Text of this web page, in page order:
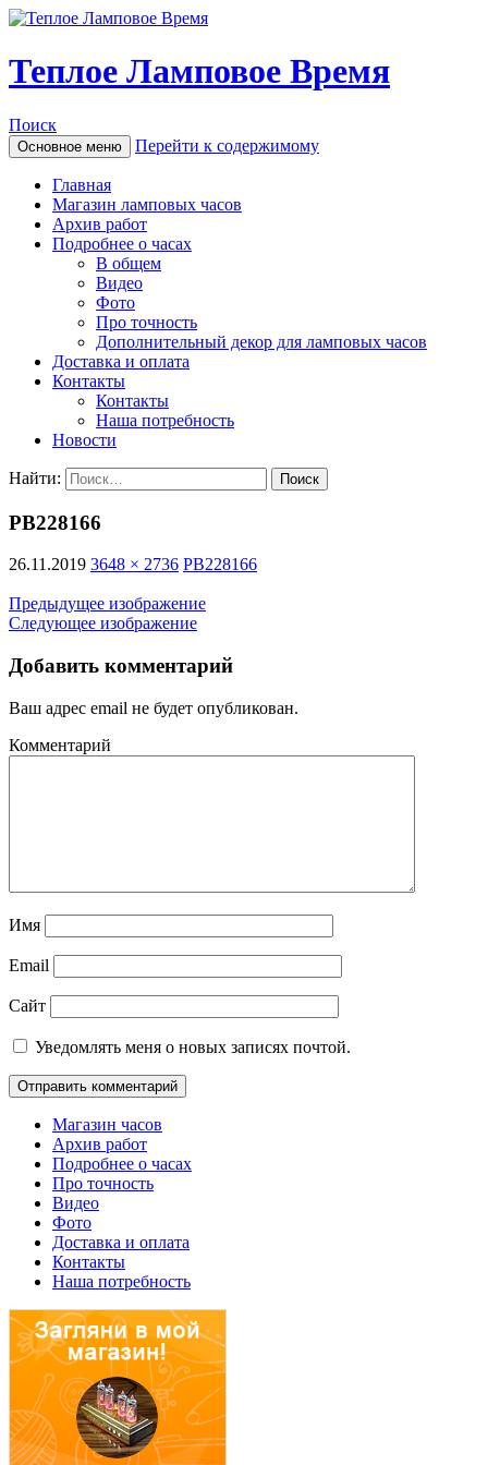
Теплое Ламповое Время
Поиск
Основное меню Перейти к содержимому
Главная
Магазин ламповых часов
Архив работ
Подробнее о часах
В общем
Видео
Фото
Про точность
Дополнительный декор для ламповых часов
Доставка и оплата
Контакты
Контакты
Наша потребность
Новости
Найти:
PB228166
26.11.2019 3648 × 2736 PB228166
Предыдущее изображение
Следующее изображение
Добавить комментарий
Ваш адрес email не будет опубликован.
Комментарий
Имя
Email
Сайт
Уведомлять меня о новых записях почтой.
Магазин часов
Архив работ
Подробнее о часах
Про точность
Видео
Фото
Доставка и оплата
Контакты
Наша потребность